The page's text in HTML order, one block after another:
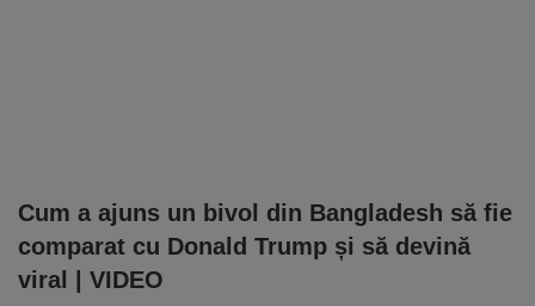
Cum a ajuns un bivol din Bangladesh să fie
comparat cu Donald Trump și să devină
viral | VIDEO